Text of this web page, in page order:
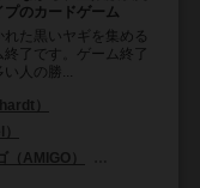
のカードゲーム
れた黒いヤギを集める
了です。ゲーム終了
い人の勝...
）
（AMIGO）